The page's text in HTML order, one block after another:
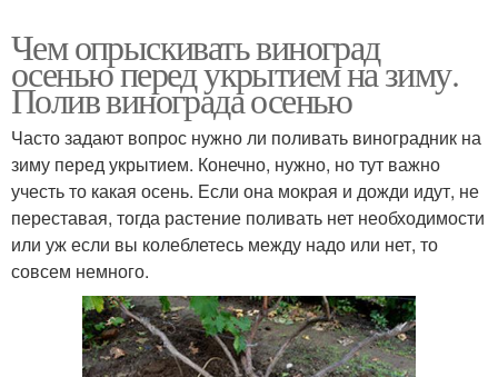
Чем опрыскивать виноград
осенью перед укрытием на зиму.
Полив винограда осенью
Часто задают вопрос нужно ли поливать виноградник на
зиму перед укрытием. Конечно, нужно, но тут важно
учесть то какая осень. Если она мокрая и дожди идут, не
переставая, тогда растение поливать нет необходимости
или уж если вы колеблетесь между надо или нет, то
совсем немного.